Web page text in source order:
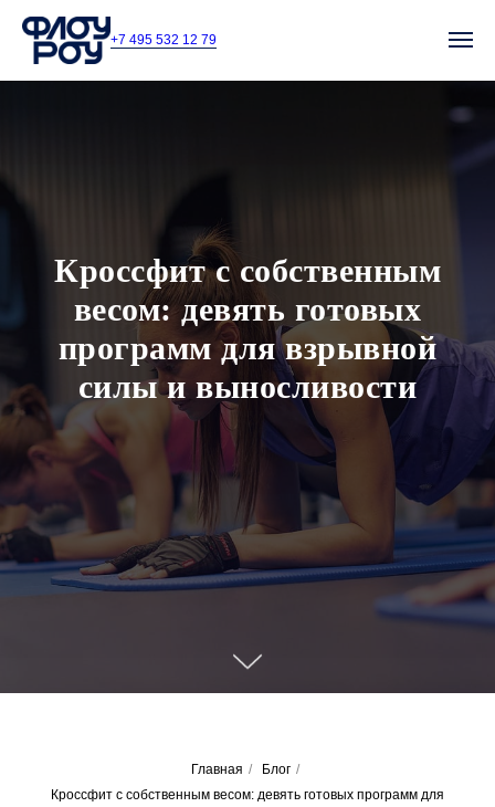
+7 495 532 12 79
Кроссфит с собственным
весом: девять готовых
программ для взрывной
силы и выносливости
Главная / Блог /
Кроссфит с собственным весом: девять готовых программ для